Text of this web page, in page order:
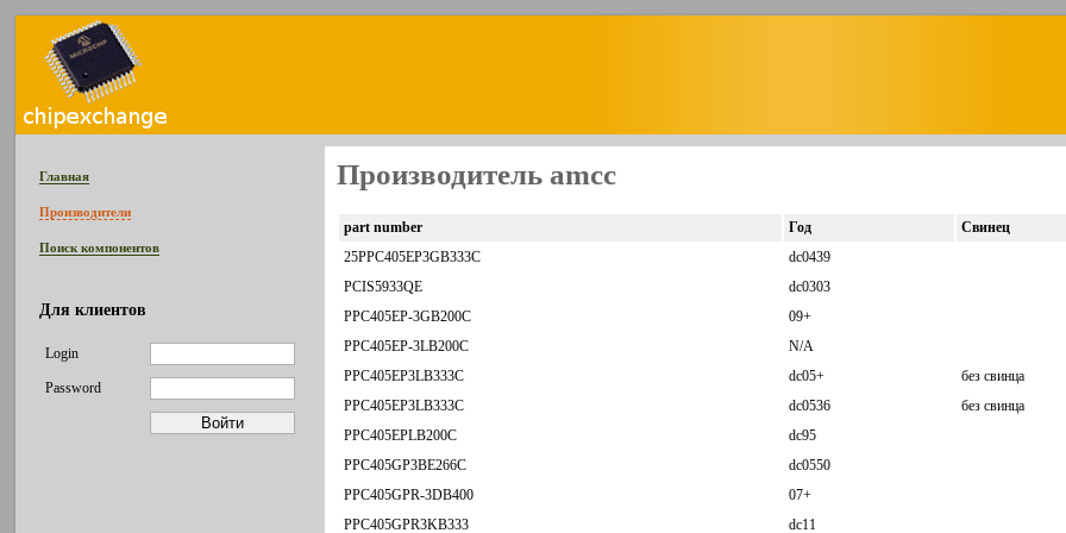
Главная
Производители
Поиск компонентов
Для клиентов
Login
Password
Производитель amcc
part number Год Свинец
25PPC405EP3GB333C
dc0439
PCIS5933QE
dc0303
PPC405EP-3GB200C
09+
PPC405EP-3LB200C
N/A
PPC405EP3LB333C
dc05+
без свинца
PPC405EP3LB333C
dc0536
без свинца
PPC405EPLB200C
dc95
PPC405GP3BE266C
dc0550
PPC405GPR-3DB400
07+
PPC405GPR3KB333
dc11